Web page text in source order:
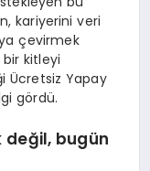
kariyerini veri
çevirmek
kitleyi
Ücretsiz Yapay
gördü.
değil, bugün